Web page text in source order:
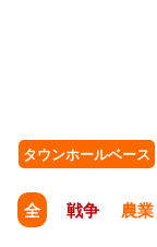
タウンホールベース
全 戦争 農業